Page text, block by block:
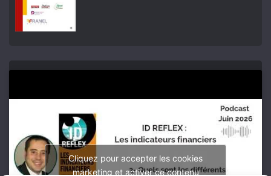
Cliquez pour accepter les cookies
marketing et activer ce contenu